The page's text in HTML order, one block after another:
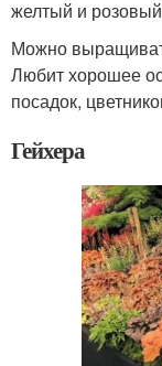
желтый и
Можно
Любит хорошее
посадок,
Гейхера